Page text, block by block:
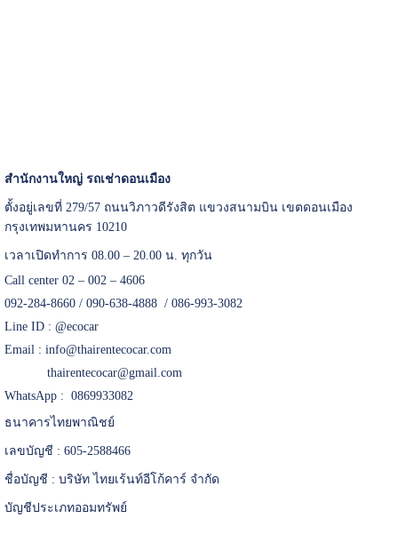
สำนักงานใหญ่ รถเช่าดอนเมือง
ตั้งอยู่เลขที่ 279/57 ถนนวิภาวดีรังสิต แขวงสนามบิน เขตดอนเมือง
กรุงเทพมหานคร 10210
เวลาเปิดทำการ 08.00 – 20.00 น. ทุกวัน
Call center 02 – 002 – 4606
092-284-8660 / 090-638-4888 / 086-993-3082
Line ID : @ecocar
Email : info@thairentecocar.com
thairentecocar@gmail.com
WhatsApp : 0869933082
ธนาคารไทยพาณิชย์
เลขบัญชี : 605-2588466
ชื่อบัญชี : บริษัท ไทยเร้นท์อีโก้คาร์ จำกัด
บัญชีประเภทออมทรัพย์